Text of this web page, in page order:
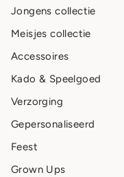
Jongens collectie
Meisjes collectie
Accessoires
Kado & Speelgoed
Verzorging
Gepersonaliseerd
Feest
Grown Ups